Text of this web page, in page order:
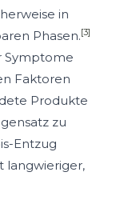
in
Phasen.[3]
Symptome
Faktoren
Produkte
zu
Entzug
langwieriger,